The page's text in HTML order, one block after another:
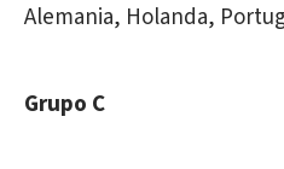
Alemania, Holanda,
Grupo C